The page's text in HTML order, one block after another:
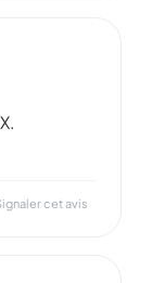
cet avis